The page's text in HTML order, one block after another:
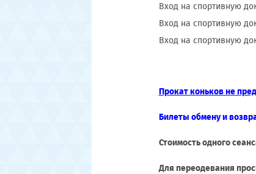
Вход на спортивную
Вход на спортивную
Вход на спортивную
Прокат коньков не
Билеты обмену и
Стоимость одного
Для переодевания